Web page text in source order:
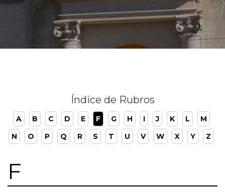
Índice de Rubros
A B C D E F G H I J K L
M
N
O P Q R S T U V W X Y Z
F